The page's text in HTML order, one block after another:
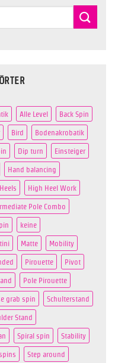
Alle Level Back Spin
Bird Bodenakrobatik
Dip turn Einsteiger
Hand balancing
High Heel Work
Pole Combo
keine
Matte Mobility
Pirouette Pivot
Pole Pirouette
grab spin Schulterstand
Stand
Spiral spin Stability
Step around